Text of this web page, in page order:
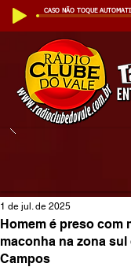
CASO NÃO TOQUE
Homem é preso com
maconha na zona
Campos
1 de jul. de 2025